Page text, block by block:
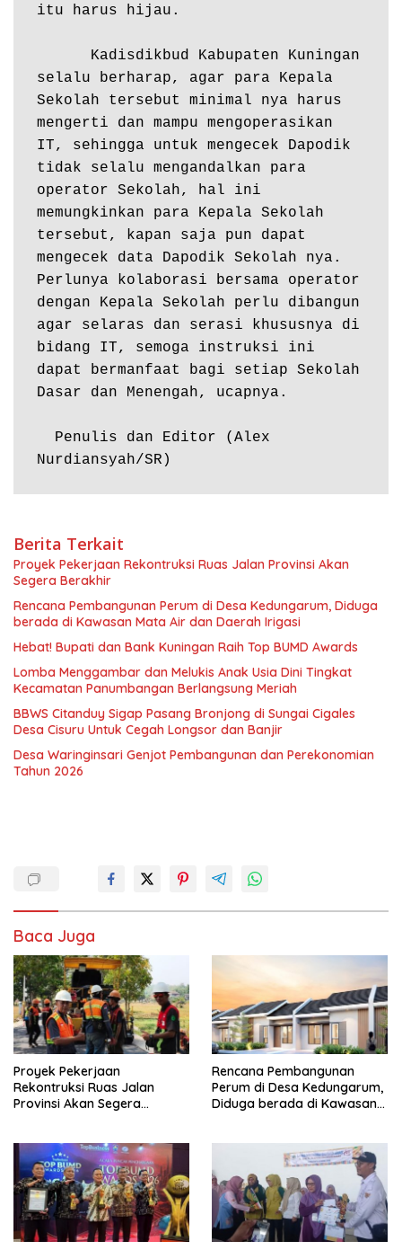
itu harus hijau.
selalu berharap, agar para Kepala
Sekolah tersebut minimal nya harus
mengerti dan mampu mengoperasikan
IT, sehingga untuk mengecek Dapodik
tidak selalu mengandalkan para
operator Sekolah, hal ini
memungkinkan para Kepala Sekolah
tersebut, kapan saja pun dapat
mengecek data Dapodik Sekolah nya.
Perlunya kolaborasi bersama operator
dengan Kepala Sekolah perlu dibangun
agar selaras dan serasi khususnya di
bidang IT, semoga instruksi ini
dapat bermanfaat bagi setiap Sekolah
Dasar dan Menengah, ucapnya.
Nurdiansyah/SR)
Berita Terkait
Proyek Pekerjaan Rekontruksi Ruas Jalan Provinsi Akan
Segera Berakhir
Rencana Pembangunan Perum di Desa Kedungarum, Diduga
berada di Kawasan Mata Air dan Daerah Irigasi
Hebat! Bupati dan Bank Kuningan Raih Top BUMD Awards
Lomba Menggambar dan Melukis Anak Usia Dini Tingkat
BBWS Citanduy Sigap Pasang Bronjong di Sungai Cigales
Desa Cisuru Untuk Cegah Longsor dan Banjir
Desa Waringinsari Genjot Pembangunan dan Perekonomian
Tahun 2026
Baca Juga
Proyek Pekerjaan
Rekontruksi Ruas Jalan
Provinsi Akan Segera
Rencana Pembangunan
Perum di Desa Kedungarum,
Diduga berada di Kawasan